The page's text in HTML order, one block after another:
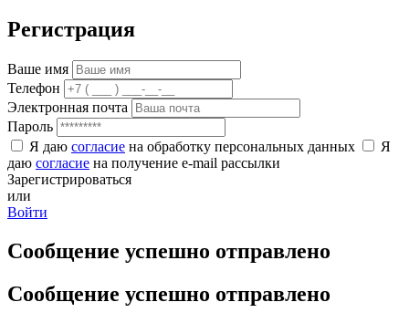
Регистрация
Ваше имя
Телефон
Электронная почта
Пароль
Я даю согласие на обработку персональных данных
Я
даю согласие на получение e-mail рассылки
Зарегистрироваться
или
Войти
Сообщение успешно отправлено
Сообщение успешно отправлено